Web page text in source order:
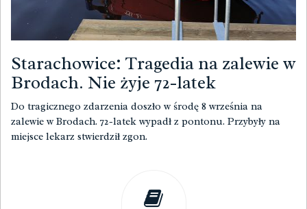
Starachowice: Tragedia na zalewie w
Brodach. Nie żyje 72-latek
Do tragicznego zdarzenia doszło w środę 8 września na
zalewie w Brodach. 72-latek wypadł z pontonu. Przybyły na
miejsce lekarz stwierdził zgon.